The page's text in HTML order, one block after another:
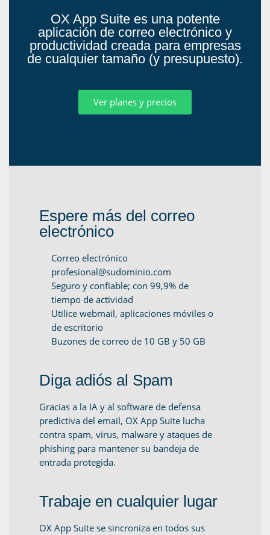
OX App Suite es una potente
aplicación de correo electrónico y
productividad creada para empresas
de cualquier tamaño (y presupuesto).
Ver planes y precios
Espere más del correo
electrónico
Correo electrónico
profesional@sudominio.com
Seguro y confiable; con 99,9% de
tiempo de actividad
Utilice webmail, aplicaciones móviles o
de escritorio
Buzones de correo de 10 GB y 50 GB
Diga adiós al Spam
Gracias a la IA y al software de defensa
predictiva del email, OX App Suite lucha
contra spam, virus, malware y ataques de
phishing para mantener su bandeja de
entrada protegida.
Trabaje en cualquier lugar
OX App Suite se sincroniza en todos sus